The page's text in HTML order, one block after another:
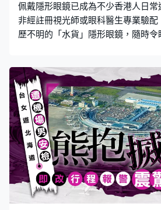
顯示，小貓嘴中流血，輕微掙扎幾
佩戴隱形眼鏡已成為不少香港人日
非經註冊視光師或眼科醫生專業驗
歷不明的「水貨」隱形眼鏡，隨時
科醫生：錯誤佩戴或影響視力 現時
佩戴隱形眼鏡，香港則約有47萬名
機構調查發現，市面及網上充斥大
隱形眼鏡，部分零售店及未經專業
裝飾性（彩色）隱形眼鏡，令人擔憂
專科醫生湯文傑指出，佩戴隱形眼
角膜長期缺氧會導致血管增生，如
間、即瞳孔位置，會直接影響視力
寸若果與眼睛角膜弧度不相稱，鏡
磨損角膜。更嚴重的情況下，有機